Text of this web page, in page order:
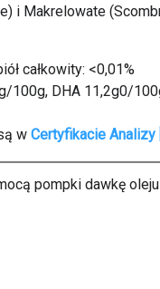
i Makrelowate
całkowity: <0,01%
100g, DHA 11,2g0/
w Certyfikacie Analizy
pompki dawkę